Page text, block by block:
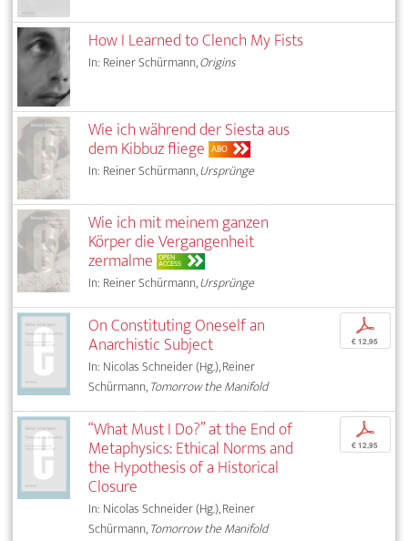
How I Learned to Clench My Fists
In: Reiner Schürmann,Origins
Wie ich während der Siesta aus
dem Kibbuz fliege ABO
In: Reiner Schürmann,Ursprünge
Wie ich mit meinem ganzen
Körper die Vergangenheit
zermalme OPEN
ACCESS
In: Reiner Schürmann,Ursprünge
On Constituting Oneself an
Anarchistic Subject
In: Nicolas Schneider (Hg.), Reiner
Schürmann,Tomorrow the Manifold
p
€ 12,95
“What Must I Do?” at the End of
Metaphysics: Ethical Norms and
the Hypothesis of a Historical
Closure
In: Nicolas Schneider (Hg.), Reiner
Schürmann,Tomorrow the Manifold
p
€ 12,95